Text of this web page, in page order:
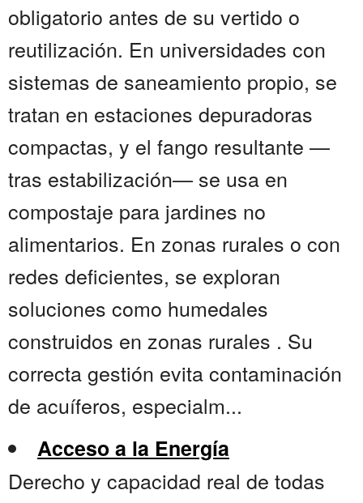
obligatorio antes de su vertido o
reutilización. En universidades con
sistemas de saneamiento propio, se
tratan en estaciones depuradoras
compactas, y el fango resultante —
tras estabilización— se usa en
compostaje para jardines no
alimentarios. En zonas rurales o con
redes deficientes, se exploran
soluciones como humedales
construidos en zonas rurales . Su
correcta gestión evita contaminación
de acuíferos, especialm...
Acceso a la Energía
Derecho y capacidad real de todas